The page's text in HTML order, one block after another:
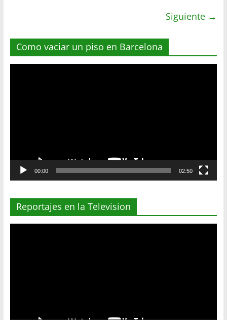
Siguiente →
Como vaciar un piso en Barcelona
00:00 02:50
Reportajes en la Television